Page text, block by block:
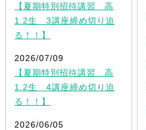
【夏期特別招待講習 高
1.2生 3講座締め切り迫
る！！】
2026/07/09
【夏期特別招待講習 高
1.2生 4講座締め切り迫
る！！】
2026/06/05